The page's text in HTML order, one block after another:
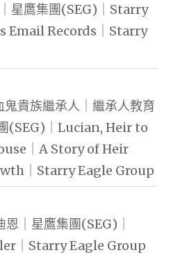
星鷹集團(SEG)｜Starry
Email Records｜Starry
貴族繼承人｜繼承人教育
(SEG)｜Lucian, Heir to
｜A Story of Heir
｜Starry Eagle Group
｜星鷹集團(SEG)｜
｜Starry Eagle Group